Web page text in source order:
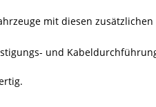
mit diesen
und